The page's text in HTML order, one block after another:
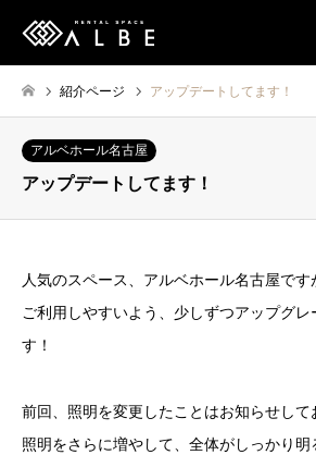
紹介ページ アップデートしてます！
アルベホール名古屋
アップデートしてます！
人気のスペース、アルベホール名古屋です
ご利用しやすいよう、少しずつアップグレ
す！
前回、照明を変更したことはお知らせして
照明をさらに増やして、全体がしっかり